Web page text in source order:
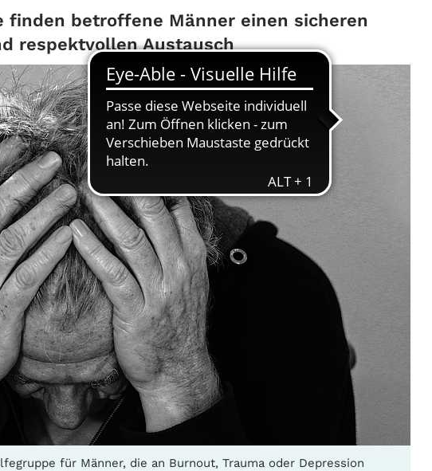
betroffene Männer einen sicheren
respektvollen Austausch
für Männer, die an Burnout, Trauma oder Depression